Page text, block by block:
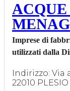
Imprese di
utilizzati dalla
Indirizzo: Via
22010 PLESIO